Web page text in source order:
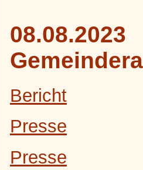
08.08.2023
Bericht
Presse
Presse